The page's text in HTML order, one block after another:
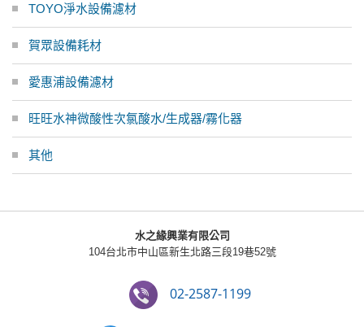
TOYO淨水設備濾材
賀眾設備耗材
愛惠浦設備濾材
旺旺水神微酸性次氯酸水/生成器/霧化器
其他
水之緣興業有限公司
104台北市中山區新生北路三段19巷52號
02-2587-1199